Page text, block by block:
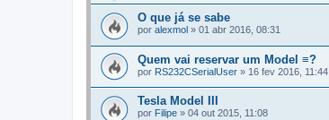
O que já se sabe
por alexmol » 01 abr 2016, 08:31
Quem vai reservar um Model ≡?
por RS232CSerialUser » 16 fev 2016, 11:44
Tesla Model III
por Filipe » 04 out 2015, 11:08